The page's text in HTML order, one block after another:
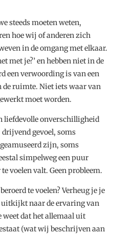
steeds moeten weten,
hoe wij of anderen zich
in de omgang met elkaar.
met je?’ en hebben niet in de
een verwoording is van een
ruimte. Niet iets waar van
moet worden.
liefdevolle onverschilligheid
gevoel, soms
zijn, soms
simpelweg een puur
voelen valt. Geen probleem.
te voelen? Verheug je je
uitkijkt naar de ervaring van
dat het allemaal uit
(wat wij beschrijven aan